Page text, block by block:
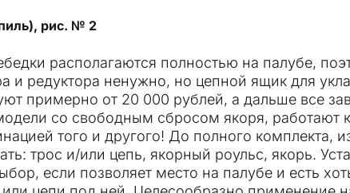
рис. № 2
располагаются полностью на палубе,
и редуктора ненужно, но цепной ящик для
примерно от 20 000 рублей, а дальше все
со свободным сбросом якоря, работают
того и другого! До полного комплекта,
трос и/или цепь, якорный роульс, якорь.
если позволяет место на палубе и есть